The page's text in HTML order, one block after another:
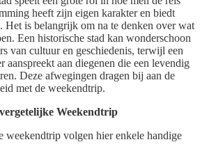
heeft zijn eigen karakter en biedt
Het is belangrijk om na te denken over wat
Een historische stad kan wonderschoon
van cultuur en geschiedenis, terwijl een
aanspreekt aan diegenen die een levendig
Deze afwegingen dragen bij aan de
met de weekendtrip.
Weekendtrip
weekendtrip volgen hier enkele handige